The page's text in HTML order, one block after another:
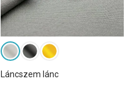
Láncszem lánc